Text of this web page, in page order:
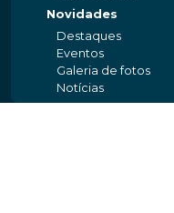
Novidades
Destaques
Eventos
Galeria de fotos
Notícias